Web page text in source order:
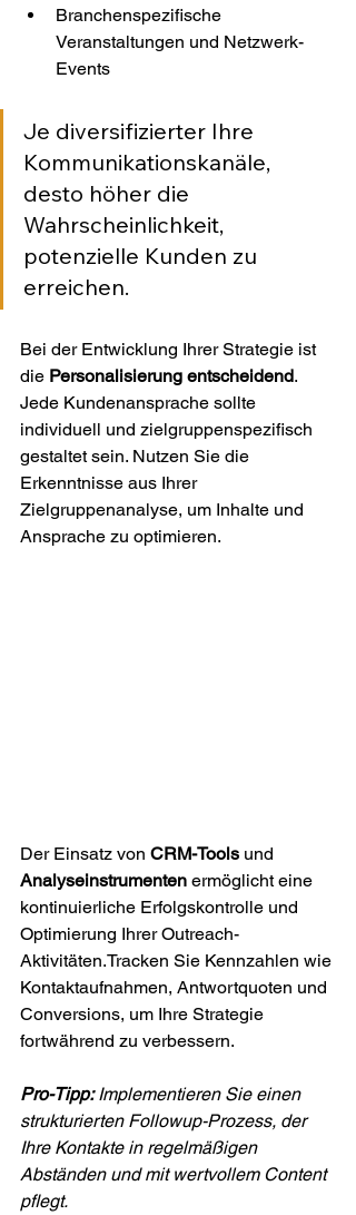
Branchenspezifische
Veranstaltungen und Netzwerk-
Events
Je diversifizierter Ihre
Kommunikationskanäle,
desto höher die
Wahrscheinlichkeit,
potenzielle Kunden zu
erreichen.
Bei der Entwicklung Ihrer Strategie ist
die Personalisierung entscheidend.
Jede Kundenansprache sollte
individuell und zielgruppenspezifisch
gestaltet sein. Nutzen Sie die
Erkenntnisse aus Ihrer
Zielgruppenanalyse, um Inhalte und
Ansprache zu optimieren.
Der Einsatz von CRM-Tools und
Analyseinstrumenten ermöglicht eine
kontinuierliche Erfolgskontrolle und
Optimierung Ihrer Outreach-
Aktivitäten.Tracken Sie Kennzahlen wie
Kontaktaufnahmen, Antwortquoten und
Conversions, um Ihre Strategie
fortwährend zu verbessern.
Pro-Tipp: Implementieren Sie einen
strukturierten Followup-Prozess, der
Ihre Kontakte in regelmäßigen
Abständen und mit wertvollem Content
pflegt.